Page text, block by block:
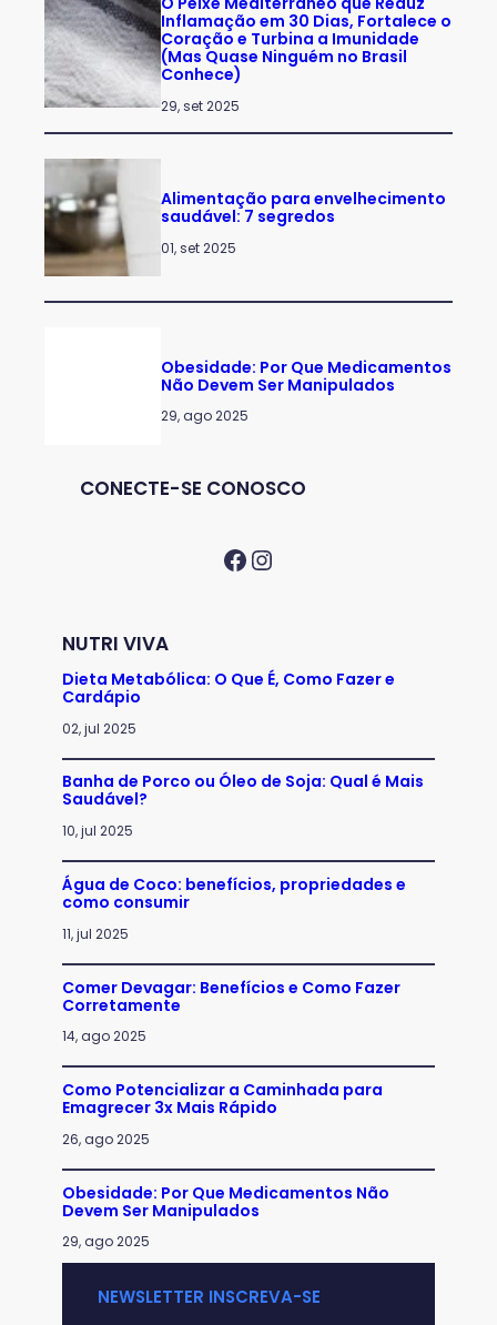
Inflamação em 30 Dias, Fortalece o
Coração e Turbina a Imunidade
(Mas Quase Ninguém no Brasil
Conhece)
29, set 2025
Alimentação para envelhecimento
saudável: 7 segredos
01, set 2025
Obesidade: Por Que Medicamentos
Não Devem Ser Manipulados
29, ago 2025
CONECTE-SE CONOSCO
Facebook Instagram
NUTRI VIVA
Dieta Metabólica: O Que É, Como Fazer e
Cardápio
02, jul 2025
Banha de Porco ou Óleo de Soja: Qual é Mais
Saudável?
10, jul 2025
Água de Coco: benefícios, propriedades e
como consumir
11, jul 2025
Comer Devagar: Benefícios e Como Fazer
Corretamente
14, ago 2025
Como Potencializar a Caminhada para
Emagrecer 3x Mais Rápido
26, ago 2025
Obesidade: Por Que Medicamentos Não
Devem Ser Manipulados
29, ago 2025
NEWSLETTER INSCREVA-SE